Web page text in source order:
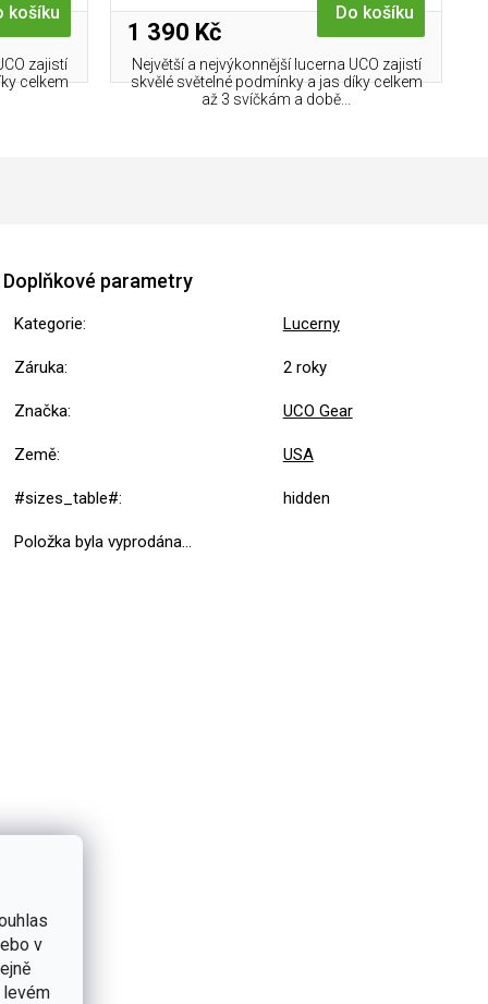
v
levém
košíku
zajistí
celkem
1 390 Kč
Do košíku
Největší a nejvýkonnější lucerna UCO zajistí
skvělé světelné podmínky a jas díky celkem
až 3 svíčkám a době...
Doplňkové parametry
Kategorie: Lucerny
Záruka: 2 roky
Značka: UCO Gear
Země: USA
#sizes_table#: hidden
Položka byla vyprodána…